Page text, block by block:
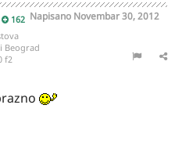
162 Napisano Novembar 30, 2012
Beograd
f2